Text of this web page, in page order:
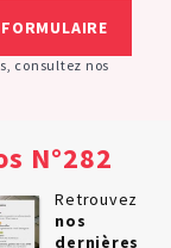
consultez nos
N°282
Retrouvez
nos
dernières